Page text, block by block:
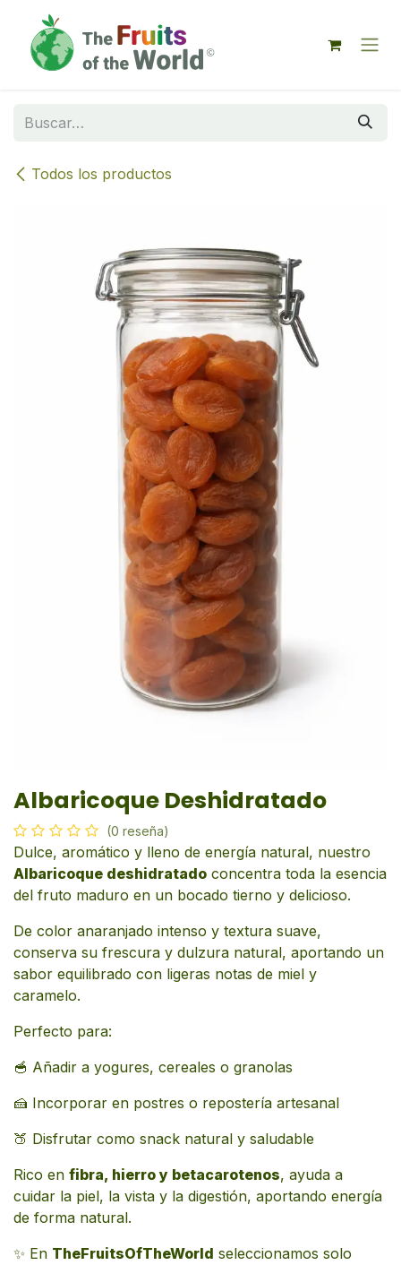
Todos los productos
Albaricoque Deshidratado
(0 reseña)
Dulce, aromático y lleno de energía natural, nuestro
Albaricoque deshidratado concentra toda la esencia
del fruto maduro en un bocado tierno y delicioso.
De color anaranjado intenso y textura suave,
conserva su frescura y dulzura natural, aportando un
sabor equilibrado con ligeras notas de miel y
caramelo.
Perfecto para:
🥣 Añadir a yogures, cereales o granolas
🍰 Incorporar en postres o repostería artesanal
🍑 Disfrutar como snack natural y saludable
Rico en fibra, hierro y betacarotenos, ayuda a
cuidar la piel, la vista y la digestión, aportando energía
de forma natural.
✨ En TheFruitsOfTheWorld seleccionamos solo